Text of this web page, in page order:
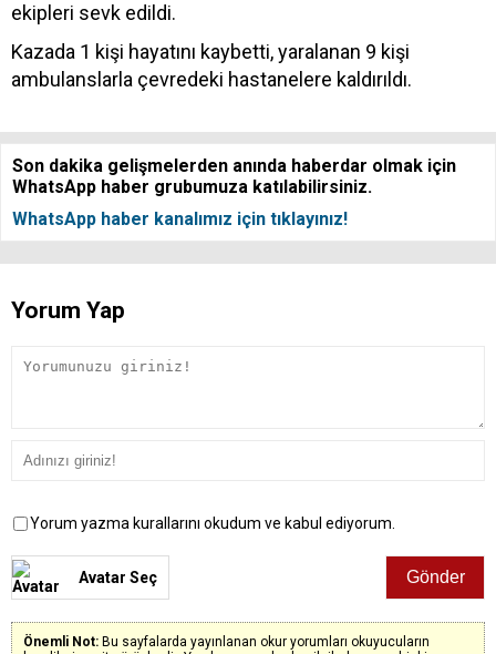
ekipleri sevk edildi.
Kazada 1 kişi hayatını kaybetti, yaralanan 9 kişi
ambulanslarla çevredeki hastanelere kaldırıldı.
Son dakika gelişmelerden anında haberdar olmak için
WhatsApp haber grubumuza katılabilirsiniz.
WhatsApp haber kanalımız için tıklayınız!
Yorum Yap
Yorum yazma kurallarını okudum ve kabul ediyorum.
Avatar Seç
Önemli Not: Bu sayfalarda yayınlanan okur yorumları okuyucuların